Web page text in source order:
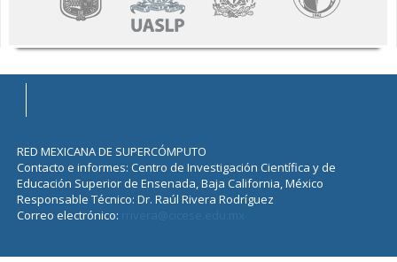
RED MEXICANA DE SUPERCÓMPUTO
Contacto e informes: Centro de Investigación Científica y de
Educación Superior de Ensenada, Baja California, México
Responsable Técnico: Dr. Raúl Rivera Rodríguez
Correo electrónico: